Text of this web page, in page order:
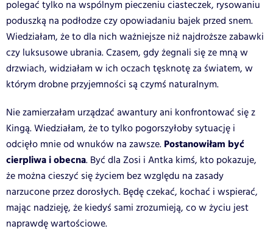
polegać tylko na wspólnym pieczeniu ciasteczek, rysowaniu
poduszką na podłodze czy opowiadaniu bajek przed snem.
Wiedziałam, że to dla nich ważniejsze niż najdroższe zabawki
czy luksusowe ubrania. Czasem, gdy żegnali się ze mną w
drzwiach, widziałam w ich oczach tęsknotę za światem, w
którym drobne przyjemności są czymś naturalnym.
Nie zamierzałam urządzać awantury ani konfrontować się z
Kingą. Wiedziałam, że to tylko pogorszyłoby sytuację i
odcięło mnie od wnuków na zawsze. Postanowiłam być
cierpliwa i obecna. Być dla Zosi i Antka kimś, kto pokazuje,
że można cieszyć się życiem bez względu na zasady
narzucone przez dorosłych. Będę czekać, kochać i wspierać,
mając nadzieję, że kiedyś sami zrozumieją, co w życiu jest
naprawdę wartościowe.